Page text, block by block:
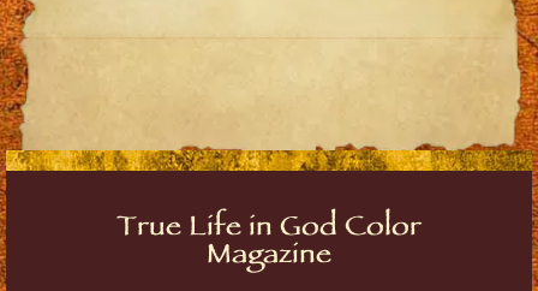
True Life in God Color
Magazine